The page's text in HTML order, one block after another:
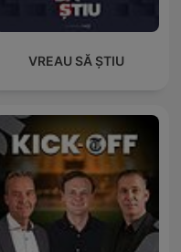
VREAU SĂ ȘTIU